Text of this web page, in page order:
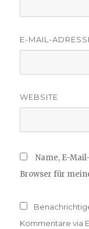
E-MAIL-
WEBSITE
Name, E-
Browser für
Kommentare via